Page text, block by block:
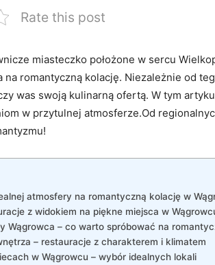
Rate this post
miasteczko położone w sercu
na romantyczną kolację. Niezależnie od
was swoją kulinarną ofertą. W tym
w przytulnej atmosferze.Od
atmosfery na romantyczną kolację w
z widokiem na piękne miejsca w
Wągrowca – co warto spróbować na
– restauracje z charakterem i klimatem
w Wągrowcu – wybór idealnych lokali